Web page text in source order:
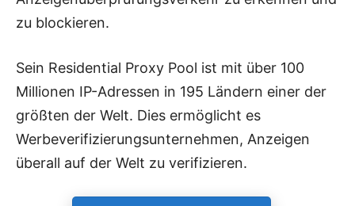
zu blockieren.
Sein Residential Proxy Pool ist mit über 100
Millionen IP-Adressen in 195 Ländern einer der
größten der Welt. Dies ermöglicht es
Werbeverifizierungsunternehmen, Anzeigen
überall auf der Welt zu verifizieren.